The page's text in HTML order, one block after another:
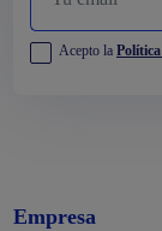
Acepto la
Empresa